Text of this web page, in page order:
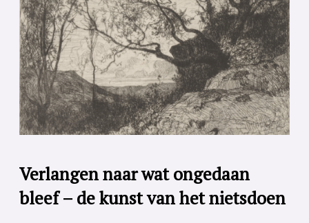
Verlangen naar wat ongedaan
bleef – de kunst van het nietsdoen